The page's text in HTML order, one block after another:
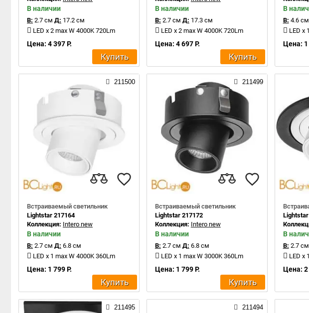
В наличии
В: 2.7 см Д: 17.2 см
LED x 2 max W 4000K 720Lm
Цена: 4 397 Р.
Купить
В наличии
В: 2.7 см Д: 17.3 см
LED x 2 max W 4000K 720Lm
Цена: 4 697 Р.
Купить
В
В: 4.6 см
LED x
Цена: 1
211500
Встраиваемый светильник
Lightstar 217164
Коллекция: Intero new
В наличии
В: 2.7 см Д: 6.8 см
LED x 1 max W 4000K 360Lm
Цена: 1 799 Р.
Купить
211499
Встраиваемый светильник
Lightstar 217172
Коллекция: Intero new
В наличии
В: 2.7 см Д: 6.8 см
LED x 1 max W 3000K 360Lm
Цена: 1 799 Р.
Купить
В
В: 2.7 см
LED x
Цена: 2
211495 211494